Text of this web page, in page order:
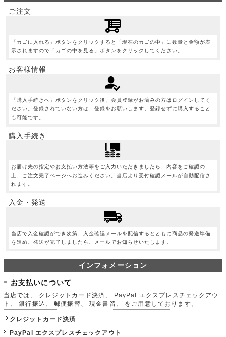
ご注文
「カゴに入れる」ボタンをクリックすると「現在のカゴの中」に数量と金額が表
示されますので「カゴの中を見る」ボタンをクリックしてください。
お客様情報
「購入手続きへ」ボタンをクリック後、会員登録がお済みの方はログインしてく
ださい。登録されていない方は、登録をお願いします。登録せずに購入すること
も可能です。
購入手続き
お届け先の指定やお支払い方法等をご入力いただきましたら、内容をご確認の
上、ご注文完了ページへお進みください。当店より受付確認メールが自動配信さ
れます。
入金・発送
当店で入金確認ができ次第、入金確認メールを配信するとともに商品の発送準備
を進め、発送が完了しましたら、メールでお知らせいたします。
インフォメーション
お支払いについて
当店では、 クレジットカード決済、 PayPal エクスプレスチェックアウ
ト、 銀行振込、 郵便振替、 現金書留、 をご用意しております。
クレジットカード決済
PayPal エクスプレスチェックアウト